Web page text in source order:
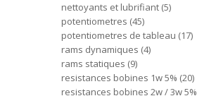
nettoyants et lubrifiant 5
potentiometres 45
potentiometres de tableau 17
rams dynamiques 4
rams statiques 9
resistances bobines 1w 5% 20
resistances bobines 2w / 3w 5%